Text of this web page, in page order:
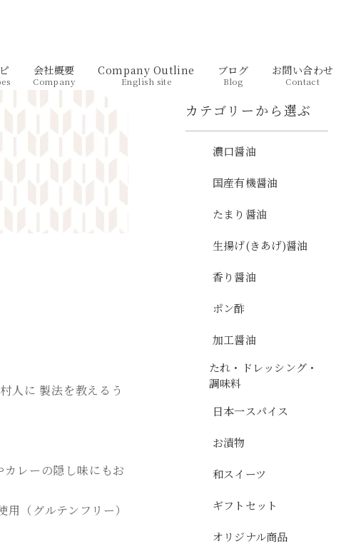
会社概要
Company
Company Outline
English site
ブログ
Blog
お問い合わせ
Contact
人に 製法を教えるう
レーの隠し味にもお
（グルテンフリー）
カテゴリーから選ぶ
濃口醤油
国産有機醤油
たまり醤油
生揚げ(きあげ)醤油
香り醤油
ポン酢
加工醤油
たれ・ドレッシング・
調味料
日本一スパイス
お漬物
和スイーツ
ギフトセット
オリジナル商品